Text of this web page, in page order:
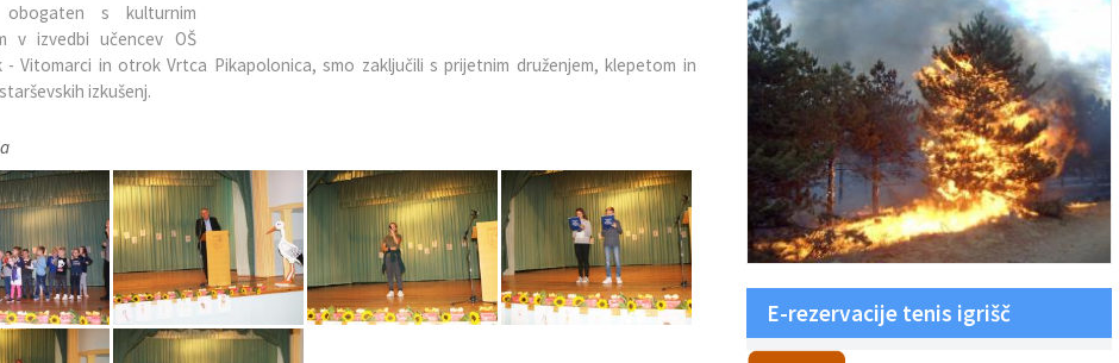
s kulturnim
v izvedbi učencev OŠ
- Vitomarci in otrok Vrtca Pikapolonica, smo zaključili s prijetnim druženjem, klepetom in
izkušenj.
E-rezervacije tenis igrišč